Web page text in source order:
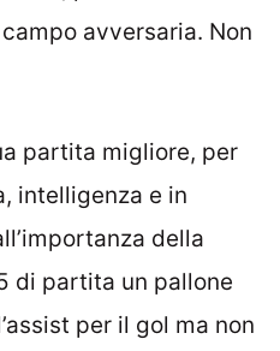
avversaria. Non
partita migliore, per
intelligenza e in
della
di partita un pallone
per il gol ma non